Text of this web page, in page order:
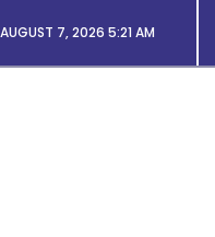
AUGUST 7, 2026 5:21 AM